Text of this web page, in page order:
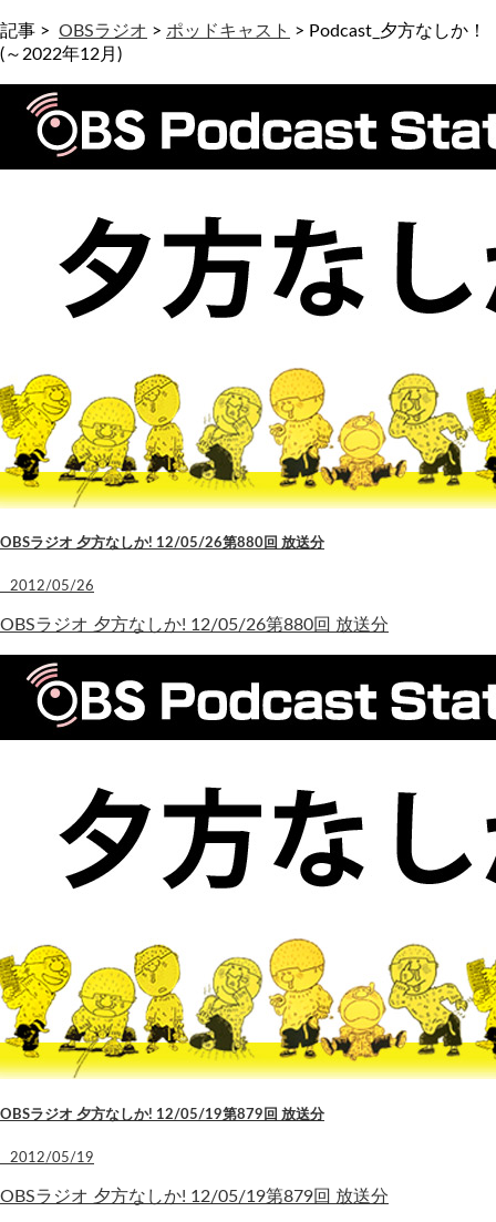
記事 > OBSラジオ > ポッドキャスト > Podcast_夕方なしか！
(～2022年12月)
OBSラジオ 夕方なしか! 12/05/26第880回 放送分
2012/05/26
OBSラジオ 夕方なしか! 12/05/26第880回 放送分
OBSラジオ 夕方なしか! 12/05/19第879回 放送分
2012/05/19
OBSラジオ 夕方なしか! 12/05/19第879回 放送分